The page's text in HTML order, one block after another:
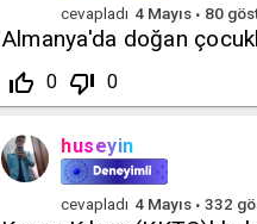
cevapladı 4 Mayıs 80
Almanya'da doğan
thumb_up_off_alt 0 thumb_down_off_alt 0
huseyin
cevapladı 4 Mayıs 332